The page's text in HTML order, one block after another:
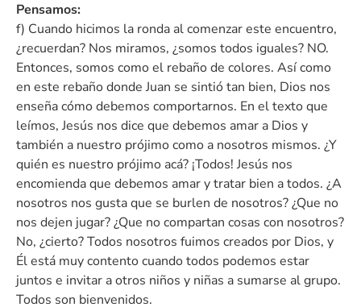
Pensamos:
f) Cuando hicimos la ronda al comenzar este encuentro,
¿recuerdan? Nos miramos, ¿somos todos iguales? NO.
Entonces, somos como el rebaño de colores. Así como
en este rebaño donde Juan se sintió tan bien, Dios nos
enseña cómo debemos comportarnos. En el texto que
leímos, Jesús nos dice que debemos amar a Dios y
también a nuestro prójimo como a nosotros mismos. ¿Y
quién es nuestro prójimo acá? ¡Todos! Jesús nos
encomienda que debemos amar y tratar bien a todos. ¿A
nosotros nos gusta que se burlen de nosotros? ¿Que no
nos dejen jugar? ¿Que no compartan cosas con nosotros?
No, ¿cierto? Todos nosotros fuimos creados por Dios, y
Él está muy contento cuando todos podemos estar
juntos e invitar a otros niños y niñas a sumarse al grupo.
Todos son bienvenidos.